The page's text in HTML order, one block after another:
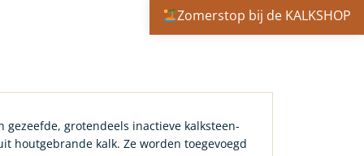
gezeefde, grotendeels inactieve kalksteen-
houtgebrande kalk. Ze worden toegevoegd
Zomerstop bij de KALKSHOP